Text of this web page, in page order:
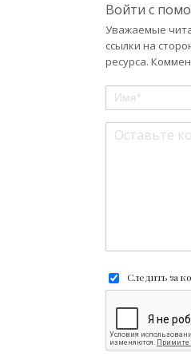
Войти с
Уважаемые
ссылки на
ресурса.
Следить за